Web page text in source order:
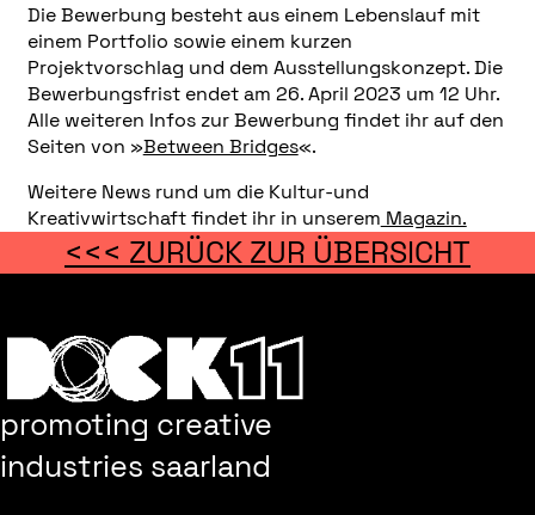
Die Bewerbung besteht aus einem Lebenslauf mit
einem Portfolio sowie einem kurzen
Projektvorschlag und dem Ausstellungskonzept. Die
Bewerbungsfrist endet am 26. April 2023 um 12 Uhr.
Alle weiteren Infos zur Bewerbung findet ihr auf den
Seiten von »Between Bridges«.
Weitere News rund um die Kultur-und
Kreativwirtschaft findet ihr in unserem Magazin.
<<< ZURÜCK ZUR ÜBERSICHT
promoting creative
industries saarland